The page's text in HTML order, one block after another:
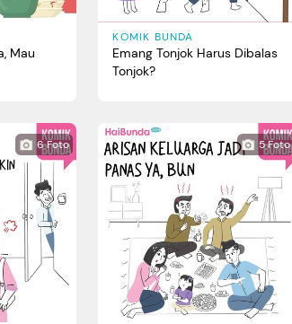
Mau
KOMIK BUNDA
Emang Tonjok Harus Dibalas
Tonjok?
6Foto 5Foto